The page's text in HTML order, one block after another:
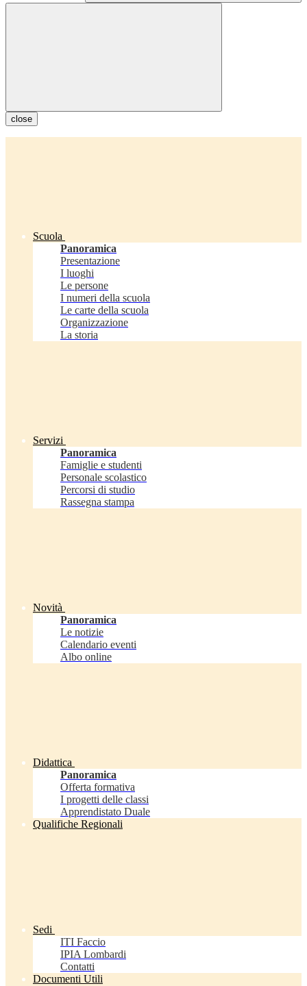
close
Scuola
Panoramica
Presentazione
I luoghi
Le persone
I numeri della scuola
Le carte della scuola
Organizzazione
La storia
Servizi
Panoramica
Famiglie e studenti
Personale scolastico
Percorsi di studio
Rassegna stampa
Novità
Panoramica
Le notizie
Calendario eventi
Albo online
Didattica
Panoramica
Offerta formativa
I progetti delle classi
Apprendistato Duale
Qualifiche Regionali
Sedi
ITI Faccio
IPIA Lombardi
Contatti
Documenti Utili